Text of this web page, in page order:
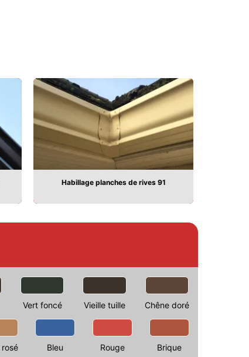
Habillage planches de rives 91
Vert foncé Vieille tuille Chêne doré
rosé Bleu Rouge Brique